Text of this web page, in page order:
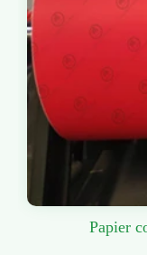
Papier